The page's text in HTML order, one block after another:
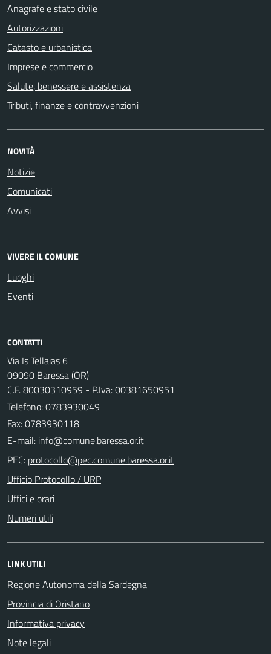
Anagrafe e stato civile
Autorizzazioni
Catasto e urbanistica
Imprese e commercio
Salute, benessere e assistenza
Tributi, finanze e contravvenzioni
NOVITÀ
Notizie
Comunicati
Avvisi
VIVERE IL COMUNE
Luoghi
Eventi
CONTATTI
Via Is Tellaias 6
09090 Baressa (OR)
C.F. 80030310959 - P.Iva: 00381650951
Telefono:0783930049
Fax: 0783930118
E-mail:
PEC:
Ufficio Protocollo / URP
Uffici e orari
Numeri utili
LINK UTILI
Regione Autonoma della Sardegna
Provincia di Oristano
Informativa privacy
Note legali